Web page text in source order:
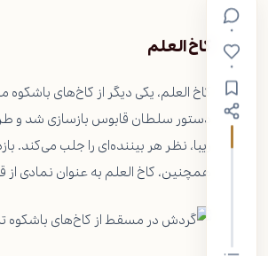
کاخ العلم
دستور سلطان قابوس بازسازی شد و
زیبا، نظر هر بیننده‌ای را جلب می‌کند.
همچنین، کاخ العلم به عنوان نمادی
۰
۰